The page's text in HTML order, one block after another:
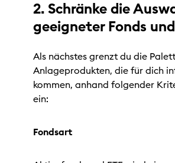
2. Schränke die
geeigneter Fonds und
Als nächstes grenzt du die
Anlageprodukten, die für dich
kommen, anhand folgender
ein:
Fondsart